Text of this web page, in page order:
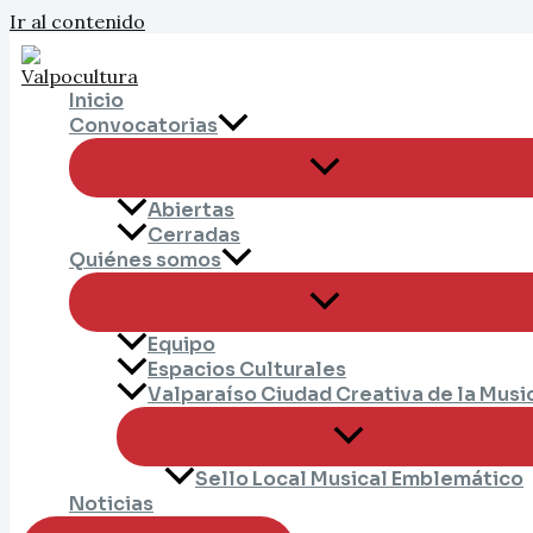
Ir al contenido
Inicio
Convocatorias
Abiertas
Cerradas
Quiénes somos
Equipo
Espacios Culturales
Valparaíso Ciudad Creativa de la
Sello Local Musical Emblemático
Noticias